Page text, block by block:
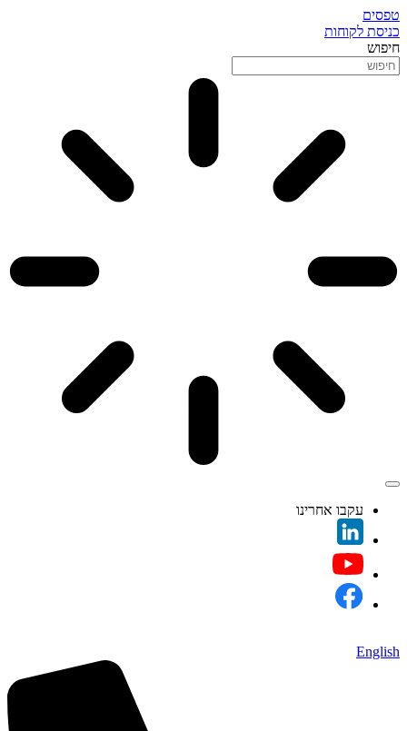
טפסים
כניסת לקוחות
חיפוש
עקבו אחרינו
English